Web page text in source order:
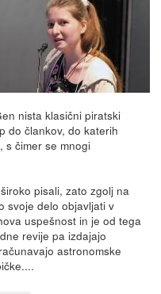
nista klasični piratski
do člankov, do katerih
s čimer se mnogi
pisali, zato zgolj na
svoje delo objavljati v
uspešnost in je od tega
revije pa izdajajo
astronomske